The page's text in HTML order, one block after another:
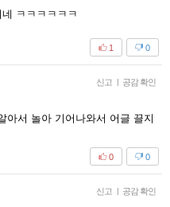
ㅋㅋㅋㅋㅋㅋ
0
1
신고 공감 확인
아서 놀아 기어나와서 어글 끌지
0
0
신고 공감 확인